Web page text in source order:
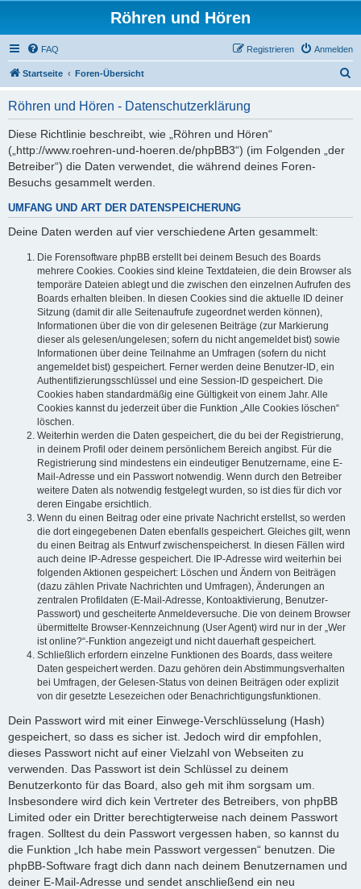
Röhren und Hören
FAQ Anmelden
Registrieren
Startseite Foren-Übersicht
Röhren und Hören - Datenschutzerklärung
Diese Richtlinie beschreibt, wie „Röhren und Hören“
(„http://www.roehren-und-hoeren.de/phpBB3“) (im Folgenden „der
Betreiber“) die Daten verwendet, die während deines Foren-
Besuchs gesammelt werden.
UMFANG UND ART DER DATENSPEICHERUNG
Deine Daten werden auf vier verschiedene Arten gesammelt:
Die Forensoftware phpBB erstellt bei deinem Besuch des Boards
mehrere Cookies. Cookies sind kleine Textdateien, die dein Browser als
temporäre Dateien ablegt und die zwischen den einzelnen Aufrufen des
Boards erhalten bleiben. In diesen Cookies sind die aktuelle ID deiner
Sitzung (damit dir alle Seitenaufrufe zugeordnet werden können),
Informationen über die von dir gelesenen Beiträge (zur Markierung
dieser als gelesen/ungelesen; sofern du nicht angemeldet bist) sowie
Informationen über deine Teilnahme an Umfragen (sofern du nicht
angemeldet bist) gespeichert. Ferner werden deine Benutzer-ID, ein
Authentifizierungsschlüssel und eine Session-ID gespeichert. Die
Cookies haben standardmäßig eine Gültigkeit von einem Jahr. Alle
Cookies kannst du jederzeit über die Funktion „Alle Cookies löschen“
löschen.
Weiterhin werden die Daten gespeichert, die du bei der Registrierung,
in deinem Profil oder deinem persönlichem Bereich angibst. Für die
Registrierung sind mindestens ein eindeutiger Benutzername, eine E-
Mail-Adresse und ein Passwort notwendig. Wenn durch den Betreiber
weitere Daten als notwendig festgelegt wurden, so ist dies für dich vor
deren Eingabe ersichtlich.
Wenn du einen Beitrag oder eine private Nachricht erstellst, so werden
die dort eingegebenen Daten ebenfalls gespeichert. Gleiches gilt, wenn
du einen Beitrag als Entwurf zwischenspeicherst. In diesen Fällen wird
auch deine IP-Adresse gespeichert. Die IP-Adresse wird weiterhin bei
folgenden Aktionen gespeichert: Löschen und Ändern von Beiträgen
(dazu zählen Private Nachrichten und Umfragen), Änderungen an
zentralen Profildaten (E-Mail-Adresse, Kontoaktivierung, Benutzer-
Passwort) und gescheiterte Anmeldeversuche. Die von deinem Browser
übermittelte Browser-Kennzeichnung (User Agent) wird nur in der „Wer
ist online?“-Funktion angezeigt und nicht dauerhaft gespeichert.
Schließlich erfordern einzelne Funktionen des Boards, dass weitere
Daten gespeichert werden. Dazu gehören dein Abstimmungsverhalten
bei Umfragen, der Gelesen-Status von deinen Beiträgen oder explizit
von dir gesetzte Lesezeichen oder Benachrichtigungsfunktionen.
Dein Passwort wird mit einer Einwege-Verschlüsselung (Hash)
gespeichert, so dass es sicher ist. Jedoch wird dir empfohlen,
dieses Passwort nicht auf einer Vielzahl von Webseiten zu
verwenden. Das Passwort ist dein Schlüssel zu deinem
Benutzerkonto für das Board, also geh mit ihm sorgsam um.
Insbesondere wird dich kein Vertreter des Betreibers, von phpBB
Limited oder ein Dritter berechtigterweise nach deinem Passwort
fragen. Solltest du dein Passwort vergessen haben, so kannst du
die Funktion „Ich habe mein Passwort vergessen“ benutzen. Die
phpBB-Software fragt dich dann nach deinem Benutzernamen und
deiner E-Mail-Adresse und sendet anschließend ein neu